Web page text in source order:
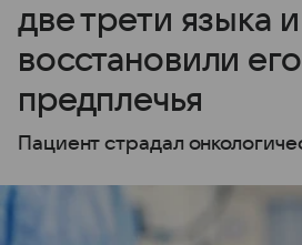
две трети языка и
восстановили
предплечья
Пациент страдал